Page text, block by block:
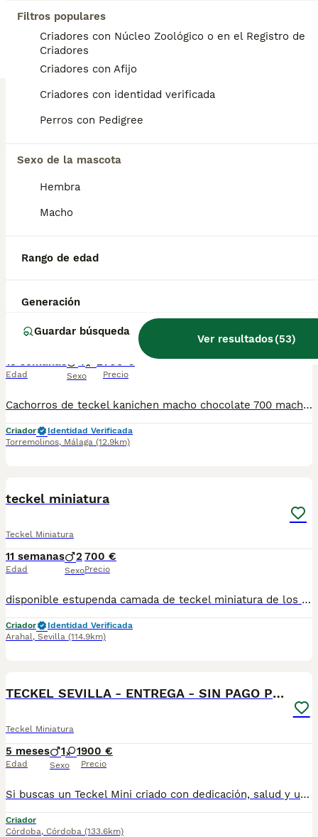
Filtros populares
Criadores con Núcleo Zoológico o en el Registro de
Criadores
Criadores con Afijo
Criadores con identidad verificada
Perros con Pedigree
Sexo de la mascota
Hembra
Macho
Rango de edad
Generación
Guardar búsqueda
Ver resultados(53)
Montellano,Sevilla (104.2km)
BOOST
10 semanas 1 1600 €
Teckel kanichen
13 semanas
Edad
4 2
Sexo
700 €
Precio
Cachorros de teckel kanichen macho chocolate 700 macho merli 900 macho negro 500 hembra negra 700 hembra chocolate 900
Criador
Identidad Verificada
Torremolinos, Málaga (12.9km)
teckel miniatura
Teckel Miniatura
11 semanas
Edad
2
Sexo
700 €
Precio
disponible estupenda camada de teckel miniatura de los mas pequeños y bonitos en esta raza color chocolate color muy especial con una linea y genetica impresionante estan vacunados desparasitado y con la cartilla del veterinario hacemos envio a toda españa con posibilidad de contrarembolso llamanos y te informamos cachorros criado en ambiente familiar todos nuestros cachorros se entregan con contrato
Criador
Identidad Verificada
Arahal, Sevilla (114.9km)
TECKEL SEVILLA - ENTREGA - SIN PAGO POR ADELANTADO
Teckel Miniatura
5 meses
Edad
1 1
Sexo
900 €
Precio
Si buscas un Teckel Mini criado con dedicación, salud y una excelente socialización desde sus primeras semanas de vida, estaremos encantados de ayudarte. 🚚 Realizamos entregas en toda España, con especial frecuencia en Andalucía: Sevilla, Málaga, Cádiz, Córdoba, Granada, Jaén, Huelva y Almería. También entregamos habitualmente en Marbella, Jerez de la Frontera, Estepona, Fuengirola, Benalmádena, Mijas, Dos Hermanas y cualquier punto de España. Entrega 100% a contrarreembolso. No tendrás que adelantar el importe del cachorro. Lo recibirás en la puerta de tu casa mediante transporte especializado y podrás comprobar que todo está correcto antes de realizar el pago. Nuestros cachorros se entregan: ✅ Vacunados y desparasitados según su edad. ✅ Con microchip, cartilla veterinaria y documentación al día. ✅ Revisados veterinariamente antes de salir de nuestras instalaciones. ✅ Procedentes de excelentes líneas, seleccionadas por salud, carácter y morfología. ✅ Perfectamente socializados y acostumbrados al contacto diario con personas. ✅ Iniciados en el aprendizaje para hacer sus necesidades sobre empapador, facilitando su adaptación al nuevo hogar.670864332
Criador
Córdoba, Córdoba (133.6km)